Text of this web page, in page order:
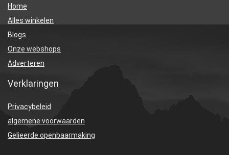
Home
Alles winkelen
Blogs
Onze webshops
Adverteren
Verklaringen
Privacybeleid
algemene voorwaarden
Gelieerde openbaarmaking